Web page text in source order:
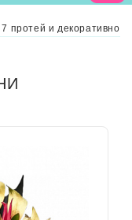
7 протей и декоративной